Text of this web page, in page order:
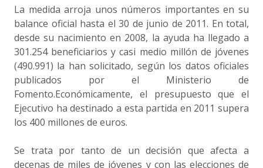
La medida arroja unos números importantes en su
balance oficial hasta el 30 de junio de 2011. En total,
desde su nacimiento en 2008, la ayuda ha llegado a
301.254 beneficiarios y casi medio millón de jóvenes
(490.991) la han solicitado, según los datos oficiales
publicados por el Ministerio de
Fomento.Económicamente, el presupuesto que el
Ejecutivo ha destinado a esta partida en 2011 supera
los 400 millones de euros.
Se trata por tanto de un decisión que afecta a
decenas de miles de jóvenes y con las elecciones de